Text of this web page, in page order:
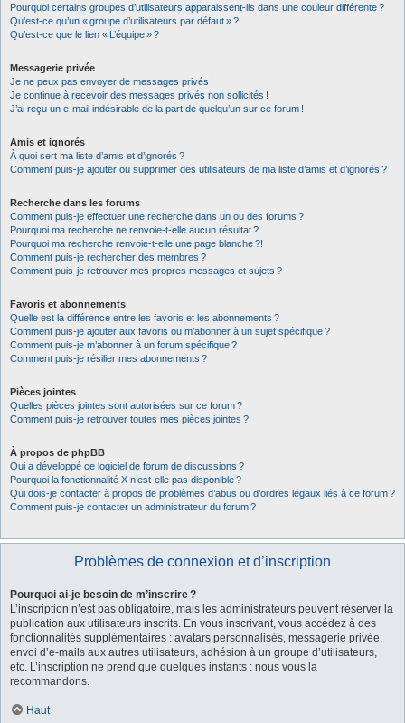
Pourquoi certains groupes d’utilisateurs apparaissent-ils dans une couleur différente ?
Qu’est-ce qu’un « groupe d’utilisateurs par défaut » ?
Qu’est-ce que le lien « L’équipe » ?
Messagerie privée
Je ne peux pas envoyer de messages privés !
Je continue à recevoir des messages privés non sollicités !
J’ai reçu un e-mail indésirable de la part de quelqu’un sur ce forum !
Amis et ignorés
À quoi sert ma liste d’amis et d’ignorés ?
Comment puis-je ajouter ou supprimer des utilisateurs de ma liste d’amis et d’ignorés ?
Recherche dans les forums
Comment puis-je effectuer une recherche dans un ou des forums ?
Pourquoi ma recherche ne renvoie-t-elle aucun résultat ?
Pourquoi ma recherche renvoie-t-elle une page blanche ?!
Comment puis-je rechercher des membres ?
Comment puis-je retrouver mes propres messages et sujets ?
Favoris et abonnements
Quelle est la différence entre les favoris et les abonnements ?
Comment puis-je ajouter aux favoris ou m’abonner à un sujet spécifique ?
Comment puis-je m’abonner à un forum spécifique ?
Comment puis-je résilier mes abonnements ?
Pièces jointes
Quelles pièces jointes sont autorisées sur ce forum ?
Comment puis-je retrouver toutes mes pièces jointes ?
À propos de phpBB
Qui a développé ce logiciel de forum de discussions ?
Pourquoi la fonctionnalité X n’est-elle pas disponible ?
Qui dois-je contacter à propos de problèmes d’abus ou d’ordres légaux liés à ce forum ?
Comment puis-je contacter un administrateur du forum ?
Problèmes de connexion et d’inscription
Pourquoi ai-je besoin de m’inscrire ?
L’inscription n’est pas obligatoire, mais les administrateurs peuvent réserver la
publication aux utilisateurs inscrits. En vous inscrivant, vous accédez à des
fonctionnalités supplémentaires : avatars personnalisés, messagerie privée,
envoi d’e-mails aux autres utilisateurs, adhésion à un groupe d’utilisateurs,
etc. L’inscription ne prend que quelques instants : nous vous la
recommandons.
Haut